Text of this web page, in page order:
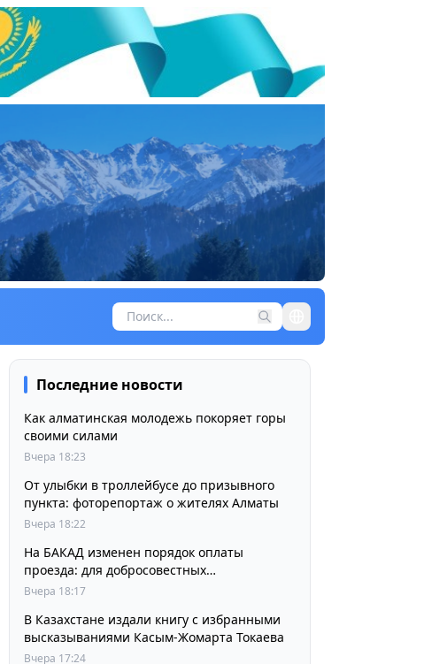
Последние новости
Как алматинская молодежь покоряет горы
своими силами
Вчера 18:23
От улыбки в троллейбусе до призывного
пункта: фоторепортаж о жителях Алматы
Вчера 18:22
На БАКАД изменен порядок оплаты
проезда: для добросовестных
пользователей стоимость остается
Вчера 18:17
В Казахстане издали книгу с избранными
высказываниями Касым-Жомарта Токаева
Вчера 17:24